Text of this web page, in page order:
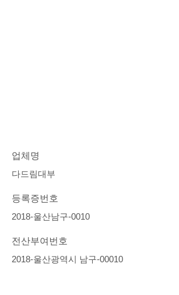
업체명
다드림대부
등록증번호
2018-울산남구-0010
전산부여번호
2018-울산광역시 남구-00010